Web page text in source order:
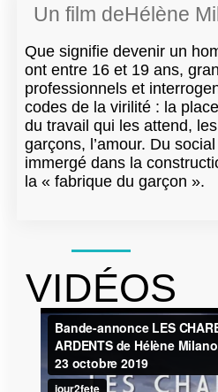
Un film deHélène
Que signifie devenir un
ont entre 16 et 19 ans,
professionnels et
codes de la virilité : la
du travail qui les attend,
garçons, l’amour. Du
immergé dans la
la « fabrique du garçon ».
VIDÉOS